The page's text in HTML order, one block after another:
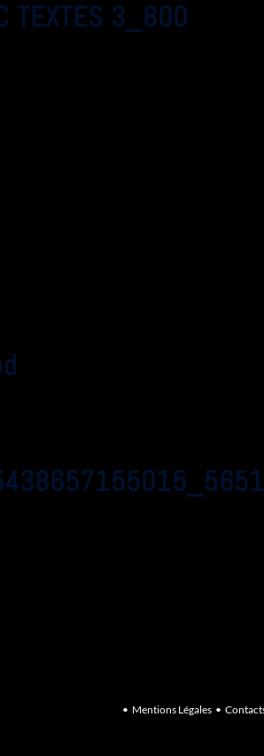
TEXTES 3_800
• Mentions Légales•